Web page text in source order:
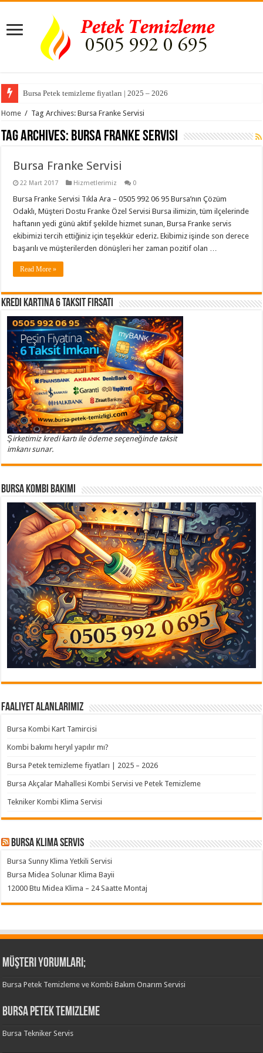
Bursa Petek temizleme fiyatları | 2025 – 2026
Home / Tag Archives: Bursa Franke Servisi
Tag Archives: Bursa Franke Servisi
Bursa Franke Servisi
22 Mart 2017 Hizmetlerimiz 0
Bursa Franke Servisi Tıkla Ara – 0505 992 06 95 Bursa’nın Çözüm
Odaklı, Müşteri Dostu Franke Özel Servisi Bursa ilimizin, tüm ilçelerinde
haftanın yedi günü aktif şekilde hizmet sunan, Bursa Franke servis
ekibimizi tercih ettiğiniz için teşekkür ederiz. Ekibimiz işinde son derece
başarılı ve müşterilerden dönüşleri her zaman pozitif olan …
Read More »
Kredi Kartına 6 Taksit Fırsatı
Şirketimiz kredi kartı ile ödeme seçeneğinde taksit
imkanı sunar.
Bursa Kombi Bakımı
Faaliyet Alanlarımız
Bursa Kombi Kart Tamircisi
Kombi bakımı heryıl yapılır mı?
Bursa Petek temizleme fiyatları | 2025 – 2026
Bursa Akçalar Mahallesi Kombi Servisi ve Petek Temizleme
Tekniker Kombi Klima Servisi
Bursa klima servis
Bursa Sunny Klima Yetkili Servisi
Bursa Midea Solunar Klima Bayii
12000 Btu Midea Klima – 24 Saatte Montaj
Müşteri Yorumları;
Bursa Petek Temizleme ve Kombi Bakım Onarım Servisi
Bursa Petek Temizleme
Bursa Tekniker Servis